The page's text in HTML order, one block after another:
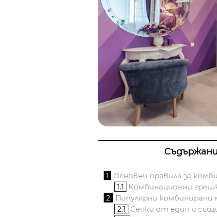
1
Основни правила за
1.1
Комбинационни
2
Популярни
2.1
Сенки от един и